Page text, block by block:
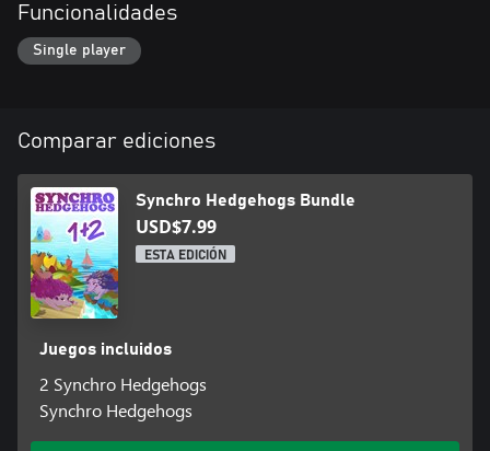
Funcionalidades
Single player
Comparar ediciones
Synchro Hedgehogs Bundle
USD$7.99
ESTA EDICIÓN
Juegos incluidos
2 Synchro Hedgehogs
Synchro Hedgehogs